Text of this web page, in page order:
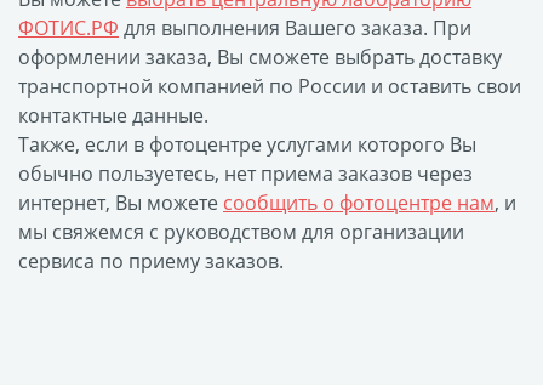
ФОТИС.РФ для выполнения Вашего заказа. При
оформлении заказа, Вы сможете выбрать доставку
транспортной компанией по России и оставить свои
контактные данные.
Также, если в фотоцентре услугами которого Вы
обычно пользуетесь, нет приема заказов через
интернет, Вы можете сообщить о фотоцентре нам, и
мы свяжемся с руководством для организации
сервиса по приему заказов.